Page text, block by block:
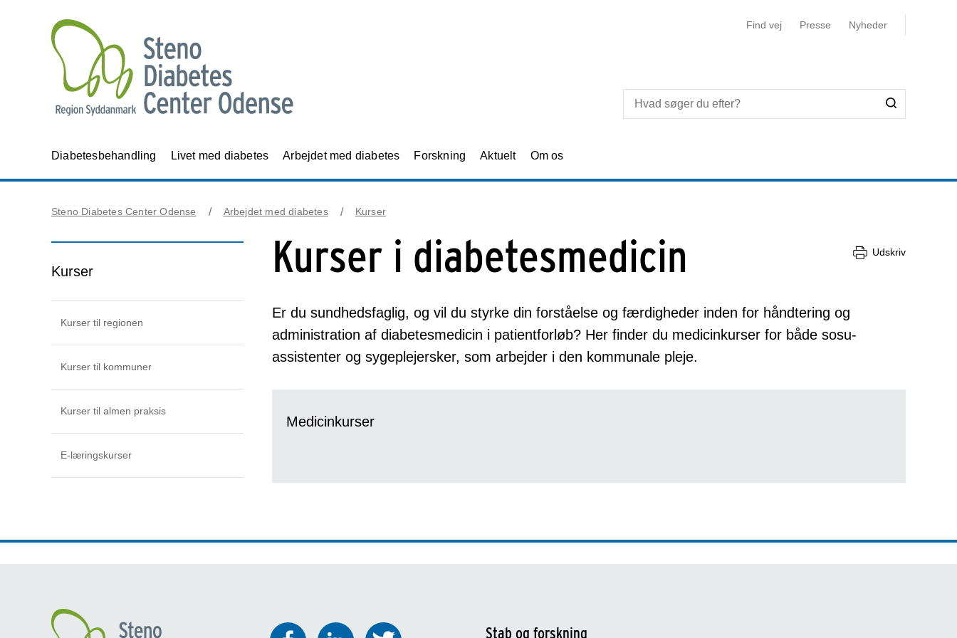
Find vej Presse Nyheder
Diabetesbehandling Livet med diabetes Arbejdet med diabetes Forskning Aktuelt Om os
Steno Diabetes Center Odense Arbejdet med diabetes Kurser
Kurser
Kurser til regionen
Kurser til kommuner
Kurser til almen praksis
E-læringskurser
Kurser i diabetesmedicin Udskriv
Er du sundhedsfaglig, og vil du styrke din forståelse og færdigheder inden for håndtering og
administration af diabetesmedicin i patientforløb? Her finder du medicinkurser for både sosu-
assistenter og sygeplejersker, som arbejder i den kommunale pleje.
Medicinkurser
Stab og forskning